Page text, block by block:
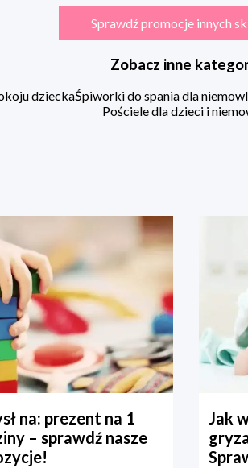
Sprawdź promocje innych
Zobacz inne
dzieckaŚpiworki do spania dla
Pościele dla dzieci i
na: prezent na 1
– sprawdź nasze
Jak